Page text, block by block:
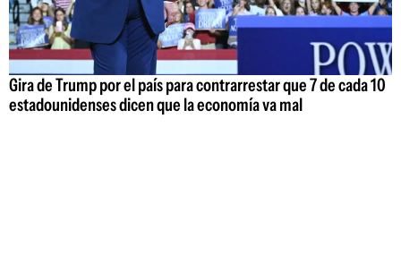
Gira de Trump por el país para contrarrestar que 7 de cada 10
estadounidenses dicen que la economía va mal